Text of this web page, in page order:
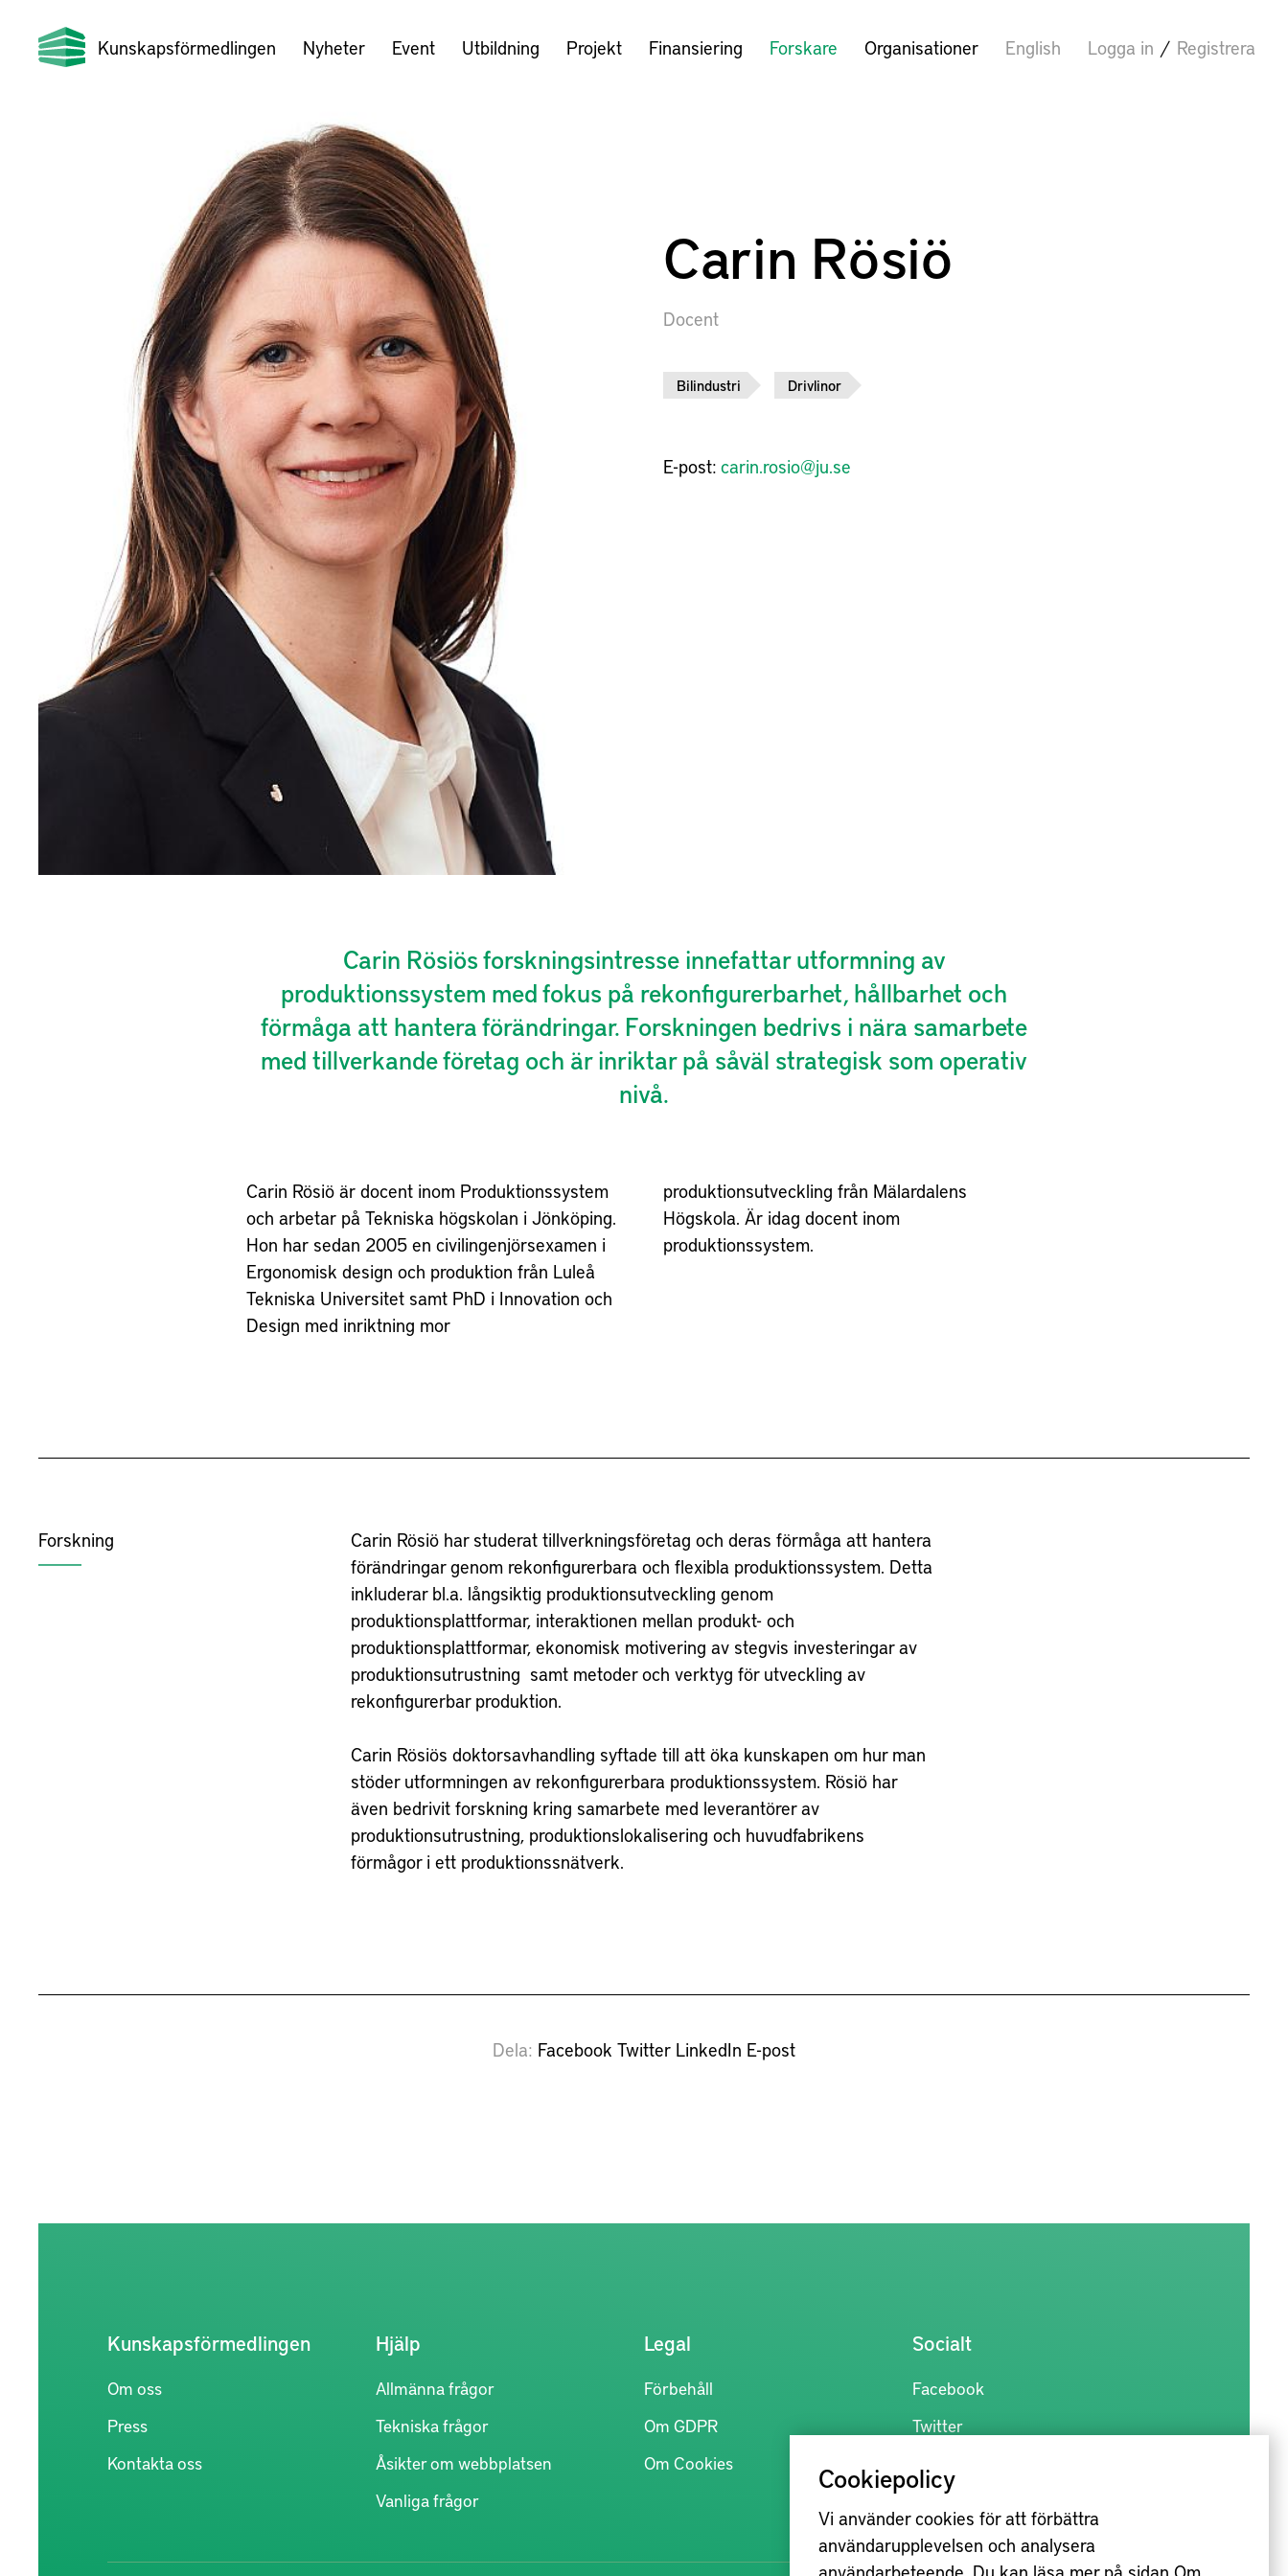
Kunskapsförmedlingen Nyheter Event Utbildning Projekt Finansiering Forskare Organisationer English Logga in / Registrera
Carin Rösiö
Docent
Bilindustri Drivlinor
E-post:carin.rosio@ju.se
Carin Rösiös forskningsintresse innefattar utformning av
produktionssystem med fokus på rekonfigurerbarhet, hållbarhet och
förmåga att hantera förändringar. Forskningen bedrivs i nära samarbete
med tillverkande företag och är inriktar på såväl strategisk som operativ
nivå.
Carin Rösiö är docent inom Produktionssystem
och arbetar på Tekniska högskolan i Jönköping.
Hon har sedan 2005 en civilingenjörsexamen i
Ergonomisk design och produktion från Luleå
Tekniska Universitet samt PhD i Innovation och
Design med inriktning mor
produktionsutveckling från Mälardalens
Högskola. Är idag docent inom
produktionssystem.
Forskning
Carin Rösiö har studerat tillverkningsföretag och deras förmåga att hantera
förändringar genom rekonfigurerbara och flexibla produktionssystem. Detta
inkluderar bl.a. långsiktig produktionsutveckling genom
produktionsplattformar, interaktionen mellan produkt- och
produktionsplattformar, ekonomisk motivering av stegvis investeringar av
produktionsutrustning samt metoder och verktyg för utveckling av
rekonfigurerbar produktion.
Carin Rösiös doktorsavhandling syftade till att öka kunskapen om hur man
stöder utformningen av rekonfigurerbara produktionssystem. Rösiö har
även bedrivit forskning kring samarbete med leverantörer av
produktionsutrustning, produktionslokalisering och huvudfabrikens
förmågor i ett produktionssnätverk.
Dela Facebook Twitter LinkedIn E-post
Cookiepolicy
Vi använder cookies för att förbättra
användarupplevelsen och analysera
Kunskapsförmedlingen
Om oss
Press
Kontakta oss
Hjälp
Allmänna frågor
Tekniska frågor
Åsikter om webbplatsen
Vanliga frågor
Legal
Förbehåll
Om GDPR
Om Cookies
Socialt
Facebook
Twitter